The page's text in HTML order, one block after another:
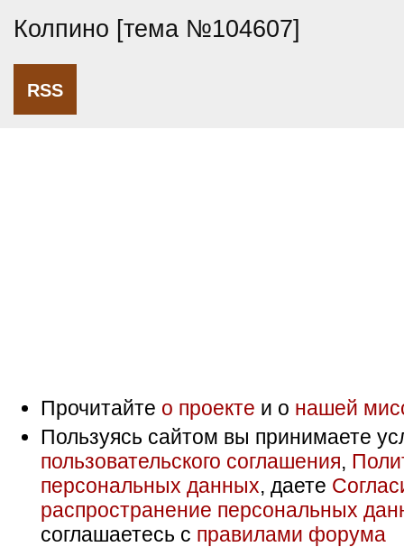
Колпино [тема №104607]
RSS
Прочитайте о проекте и о нашей
Пользуясь сайтом вы принимаете
пользовательского соглашения,
персональных данных, даете
распространение персональных
соглашаетесь с правилами форума